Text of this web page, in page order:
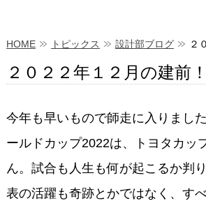
HOME トピックス 設計部ブログ ２
２０２２年１２月の建前！
今年も早いもので師走に入りまし
ールドカップ2022は、トヨタカッ
ん。試合も人生も何が起こるか判
表の活躍も奇跡とかではなく、す